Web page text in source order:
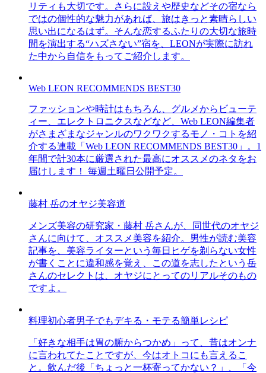
リティも大切です。さらに設えや歴史などその宿なら
ではの個性的な魅力があれば、旅はきっと素晴らしい
思い出になるはず。そんな恋するふたりの大切な旅時
間を演出する“ハズさない”宿を、LEONが実際に訪れ
た中から自信をもってご紹介します。
Web LEON RECOMMENDS BEST30
ファッションや時計はもちろん、グルメからビューテ
ィー、エレクトロニクスなどなど、Web LEON編集者
がさまざまなジャンルのワクワクするモノ・コトを紹
介する連載「Web LEON RECOMMENDS BEST30」。1
年間で計30本に厳選された最高にオススメのネタをお
届けします！ 毎週土曜日公開予定。
藤村 岳のオヤジ美容道
メンズ美容の研究家・藤村 岳さんが、同世代のオヤジ
さんに向けて、オススメ美容を紹介。男性が読む美容
記事を、美容ライターという毎日ヒゲを剃らない女性
が書くことに違和感を覚え、この道を志したという岳
さんのセレクトは、オヤジにとってのリアルそのもの
ですよ。
料理初心者男子でもデキる・モテる簡単レシピ
「好きな相手は胃の腑からつかめ」って、昔はオンナ
に言われてたことですが、今はオトコにも言えるこ
と。飲んだ後「ちょっと一杯寄ってかない？」、「今